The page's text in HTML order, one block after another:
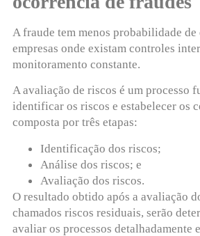
A fraude tem menos probabilidade de
empresas onde existam controles
monitoramento constante.
A avaliação de riscos é um processo
identificar os riscos e estabelecer os
composta por três etapas:
Identificação dos riscos;
Análise dos riscos; e
Avaliação dos riscos.
O resultado obtido após a avaliação
chamados riscos residuais, serão
avaliar os processos detalhadamente